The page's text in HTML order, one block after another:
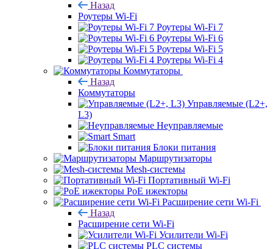
Назад
Роутеры Wi-Fi
Роутеры Wi-Fi 7
Роутеры Wi-Fi 6
Роутеры Wi-Fi 5
Роутеры Wi-Fi 4
Коммутаторы
Назад
Коммутаторы
Управляемые (L2+,
L3)
Неуправляемые
Smart
Блоки питания
Маршрутизаторы
Mesh-системы
Портативный Wi-Fi
PoE ижекторы
Расширение сети Wi‑Fi
Назад
Расширение сети Wi‑Fi
Усилители Wi-Fi
PLC системы